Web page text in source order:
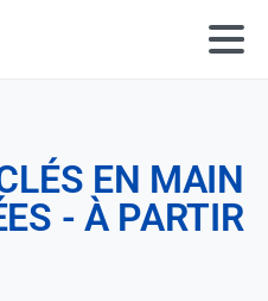
EN MAIN
- À PARTIR